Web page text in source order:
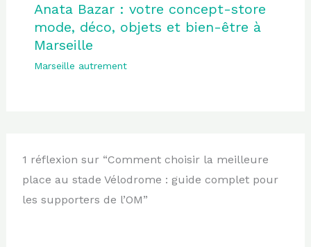
Anata Bazar : votre concept-store
mode, déco, objets et bien-être à
Marseille
Marseille autrement
1 réflexion sur “Comment choisir la meilleure
place au stade Vélodrome : guide complet pour
les supporters de l’OM”